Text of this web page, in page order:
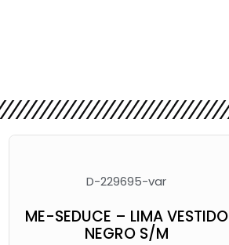
D-229695-var
ME-SEDUCE – LIMA VESTIDO
NEGRO S/M